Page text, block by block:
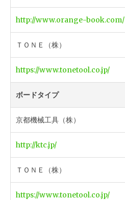
http://www.orange-book.com/
ＴＯＮＥ（株）
https://www.tonetool.co.jp/
ボードタイプ
京都機械工具（株）
http://ktc.jp/
ＴＯＮＥ（株）
https://www.tonetool.co.jp/